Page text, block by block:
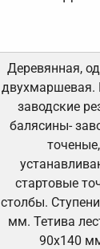
Деревянная,
двухмаршевая.
заводские
балясины-
точеные,
стартовые
столбы.
мм. Тетива
90х140